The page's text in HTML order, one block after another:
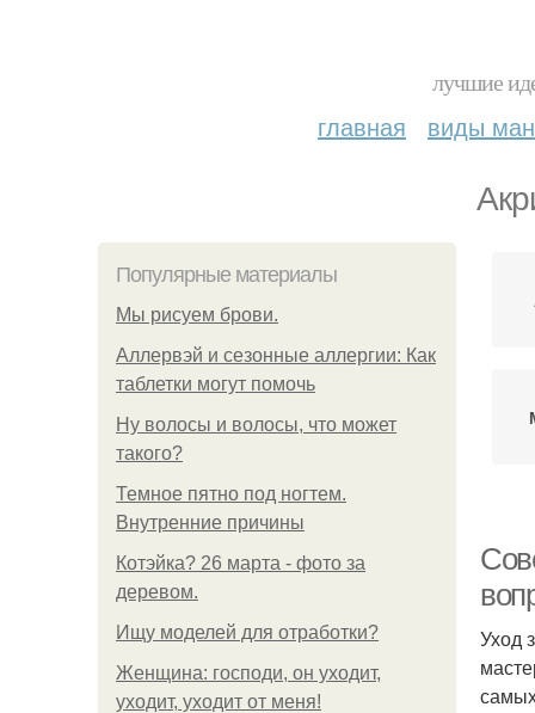
лучшие
главная виды
Популярные материалы
Мы рисуем брови.
Аллервэй и сезонные аллергии: Как
таблетки могут помочь
Ну волосы и волосы, что может
такого?
Темное пятно под ногтем.
Внутренние причины
Котэйка? 26 марта - фото за
деревом.
Ищу моделей для отработки?
Женщина: господи, он уходит,
уходит, уходит от меня!
Уход